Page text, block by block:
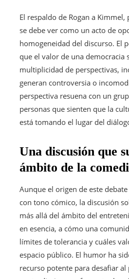
El respaldo de Rogan a
se debe ver como un acto de
homogeneidad del discurso. El
que el valor de una democracia
multiplicidad de perspectivas,
generan controversia o
perspectiva resuena con un
personas que sienten que la
está tomando el lugar del
Una discusión que
ámbito de la
Aunque el origen de este
con tono cómico, la discusión
más allá del ámbito del
en esencia, a cómo una
límites de tolerancia y cuáles
espacio público. El humor ha
recurso potente para desafiar